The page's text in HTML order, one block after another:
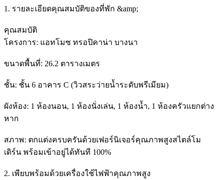
1. รายละเอียดคุณสมบัติของที่พัก &amp;
คุณสมบัติ
โครงการ: แอทโมซ ทรอปิคาน่า บางนา
ขนาดพื้นที่: 26.2 ตารางเมตร
ชั้น: ชั้น 6 อาคาร C (วิวสระว่ายน้ำระดับพรีเมียม)
ผังห้อง: 1 ห้องนอน, 1 ห้องนั่งเล่น, 1 ห้องน้ำ, 1 ห้องครัวแยกต่าง
หาก
สภาพ: ตกแต่งครบครันด้วยเฟอร์นิเจอร์คุณภาพสูงสไตล์โม
เดิร์น พร้อมเข้าอยู่ได้ทันที 100%
2. เพียบพร้อมด้วยเครื่องใช้ไฟฟ้าคุณภาพสูง